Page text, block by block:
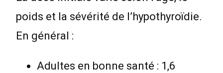
poids et la sévérité de l’hypothyroïdie.
En général :
Adultes en bonne santé : 1,6